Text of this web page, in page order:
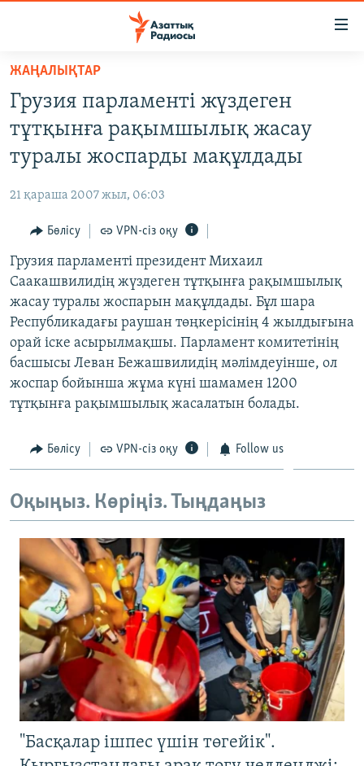
Skip
main
content
Skip
main
Navigation
Search
САЯСАТ
AZATTYQTV
АДАМ ҚҰҚЫҚТАРЫ
ӘЛЕУМЕТ
ӘЛЕМ
АРНАЙЫ ЖОБАЛАР
Русский
ЖАЗЫЛЫҢЫЗ
Басқа тілдерде
ЖАҢАЛЫҚТАР
Грузия парламенті жүздеген
тұтқынға рақымшылық жасау
туралы жоспарды мақұлдады
21 қараша 2007 жыл, 06:03
Бөлісу VPN-сіз оқу
Грузия парламенті президент Михаил
Саакашвилидің жүздеген тұтқынға рақымшылық
жасау туралы жоспарын мақұлдады. Бұл шара
Республикадағы раушан төңкерісінің 4 жылдығына
орай іске асырылмақшы. Парламент комитетінің
басшысы Леван Бежашвилидің мәлімдеуінше, ол
жоспар бойынша жұма күні шамамен 1200
тұтқынға рақымшылық жасалатын болады.
Бөлісу VPN-сіз оқу Follow us
Оқыңыз. Көріңіз. Тыңдаңыз
"Басқалар ішпес үшін төгейік".